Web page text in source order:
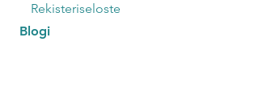
Rekisteriseloste
Blogi